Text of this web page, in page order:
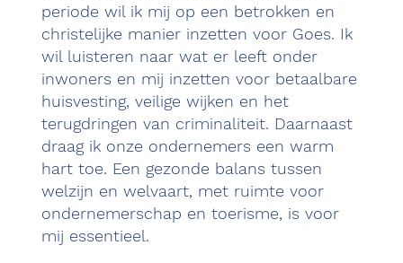
periode wil ik mij op een betrokken en
christelijke manier inzetten voor Goes. Ik
wil luisteren naar wat er leeft onder
inwoners en mij inzetten voor betaalbare
huisvesting, veilige wijken en het
terugdringen van criminaliteit. Daarnaast
draag ik onze ondernemers een warm
hart toe. Een gezonde balans tussen
welzijn en welvaart, met ruimte voor
ondernemerschap en toerisme, is voor
mij essentieel.